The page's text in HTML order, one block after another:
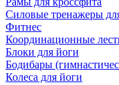
Силовые тренажеры
Фитнес
Координационные
Блоки для йоги
Бодибары
Колеса для йоги